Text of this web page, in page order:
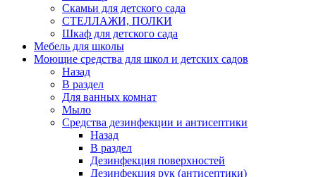
Скамьи для детского сада
СТЕЛЛАЖИ, ПОЛКИ
Шкаф для детского сада
Мебель для школы
Моющие средства для школ и детских садов
Назад
В раздел
Для ванных комнат
Мыло
Средства дезинфекции и антисептики
Назад
В раздел
Дезинфекция поверхностей
Дезинфекция рук (антисептики)